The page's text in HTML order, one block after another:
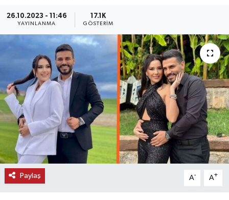
26.10.2023 - 11:46
YAYINLANMA
17.1K
GÖSTERIM
Paylaş A- A+
MAGAZİN
ÖZEL HABER
SAĞLIK
SPOR
TEKNOLOJİ
TİCARET
YAŞAM